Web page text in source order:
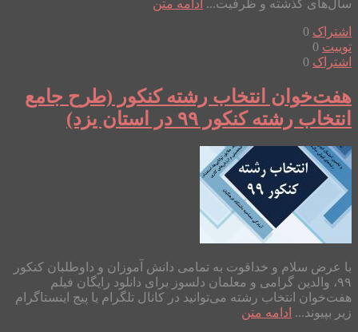
سال‌های گذشته و ظرفیت... ادامه متن
اشتراک 0
توییت 0
اشتراک 0
هفت‌خوان انتخاب رشته کنکور (طرح جامع
انتخاب رشته کنکور ۹۹ در استان یزد)
با عرض سلام و خداقوت به تمامی دانش آموزان و داوطلبان کنکور
۹۹، والدین گرامی و معلمان دلسوز برای دانلود رایگان فیلم
هفت‌خوان انتخاب رشته می‌توانید در کانال تلگرام یا پیج اینستاگرام
زیر بپیوند... ادامه متن